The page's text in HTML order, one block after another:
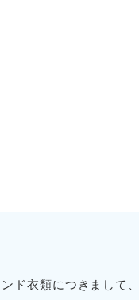
衣類につきまして